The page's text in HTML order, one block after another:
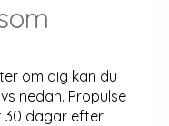
om dig kan du
nedan. Propulse
30 dagar efter